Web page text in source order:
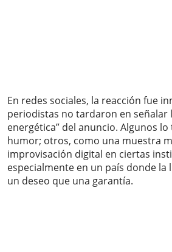
En redes sociales, la reacción fue
periodistas no tardaron en señalar
energética” del anuncio. Algunos
humor; otros, como una muestra
improvisación digital en ciertas
especialmente en un país donde la
un deseo que una garantía.